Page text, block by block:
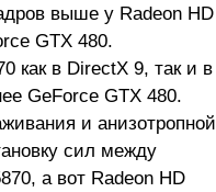
выше у Radeon HD
GTX 480.
как в DirectX 9, так и в
GeForce GTX 480.
и анизотропной
сил между
а вот Radeon HD